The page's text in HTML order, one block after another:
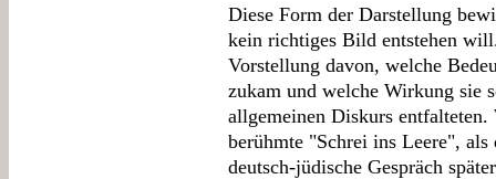
Diese Form der Darstellung
kein richtiges Bild entstehen
Vorstellung davon, welche
zukam und welche Wirkung sie
allgemeinen Diskurs
berühmte "Schrei ins Leere", als
deutsch-jüdische Gespräch